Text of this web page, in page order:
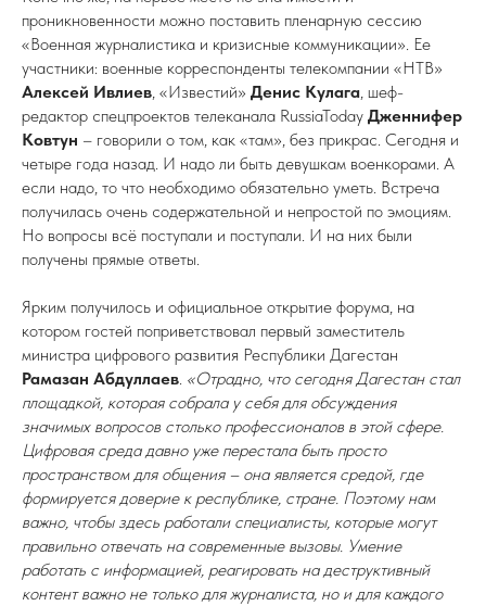
проникновенности можно поставить пленарную сессию
«Военная журналистика и кризисные коммуникации». Ее
участники: военные корреспонденты телекомпании «НТВ»
Алексей Ивлиев, «Известий» Денис Кулага, шеф-
редактор спецпроектов телеканала RussiaToday Дженнифер
Ковтун – говорили о том, как «там», без прикрас. Сегодня и
четыре года назад. И надо ли быть девушкам военкорами. А
если надо, то что необходимо обязательно уметь. Встреча
получилась очень содержательной и непростой по эмоциям.
Но вопросы всё поступали и поступали. И на них были
получены прямые ответы.
Ярким получилось и официальное открытие форума, на
котором гостей поприветствовал первый заместитель
министра цифрового развития Республики Дагестан
Рамазан Абдуллаев. «Отрадно, что сегодня Дагестан стал
площадкой, которая собрала у себя для обсуждения
значимых вопросов столько профессионалов в этой сфере.
Цифровая среда давно уже перестала быть просто
пространством для общения – она является средой, где
формируется доверие к республике, стране. Поэтому нам
важно, чтобы здесь работали специалисты, которые могут
правильно отвечать на современные вызовы. Умение
работать с информацией, реагировать на деструктивный
контент важно не только для журналиста, но и для каждого